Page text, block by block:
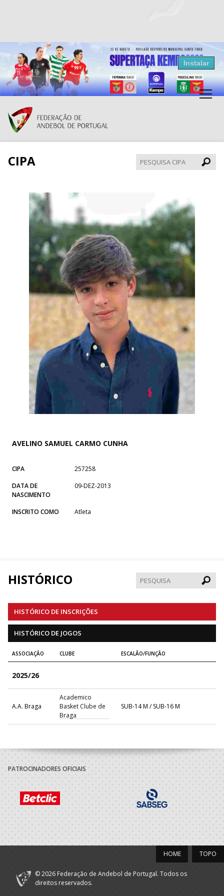
Resultados Andebol
Federação de Andebol de Portugal
Grátis - Disponivel na Play Store
Instalar
CIPA
CIPA
AVELINO SAMUEL CARMO CUNHA
CIPA
257258
DATA DE
NASCIMENTO
09-DEZ-2013
INSCRITO COMO Atleta
HISTÓRICO
HISTÓRICO DE INSCRIÇÕES
HISTÓRICO DE JOGOS
ASSOCIAÇÃO CLUBE ESCALÃO/FUNÇÃO
2025/26
A.A. Braga
Academico
Basket Clube de
Braga
SUB-14 M / SUB-16 M
PATROCINADORES OFICIAIS
TOPO
HOME
© 2026 Federação de Andebol de Portugal. Todos os
direitos reservados.